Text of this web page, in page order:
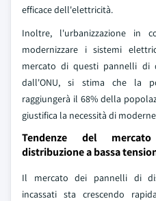
efficace dell'elettricità.
Inoltre, l'urbanizzazione in
modernizzare i sistemi
mercato di questi pannelli di
dall'ONU, si stima che la
raggiungerà il 68% della
giustifica la necessità di
Tendenze del
distribuzione a bassa
Il mercato dei pannelli di
incassati sta crescendo